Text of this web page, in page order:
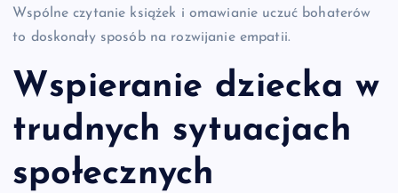
Wspólne czytanie książek i omawianie uczuć bohaterów
to doskonały sposób na rozwijanie empatii.
Wspieranie dziecka w
trudnych sytuacjach
społecznych